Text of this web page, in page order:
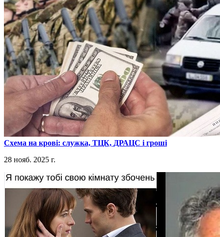
​Схема на крові: служка, ТЦК, ДРАЦС і гроші
28 нояб. 2025 г.